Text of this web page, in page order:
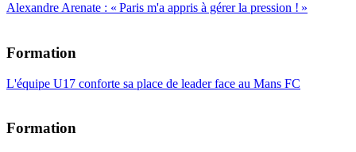
Alexandre Arenate : « Paris m'a appris à gérer la pression ! »
Formation
L'équipe U17 conforte sa place de leader face au Mans FC
Formation